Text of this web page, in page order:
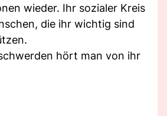
wieder. Ihr sozialer Kreis
die ihr wichtig sind
hört man von ihr